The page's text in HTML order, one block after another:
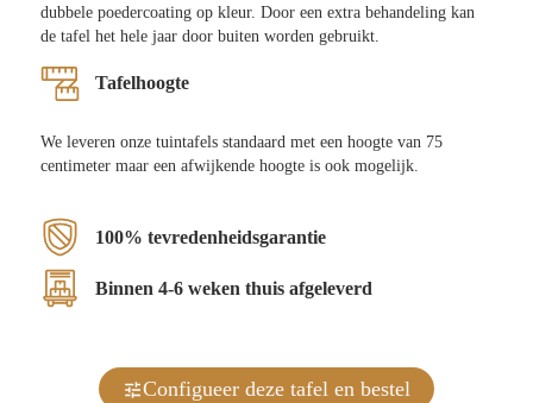
100% tevredenheidsgarantie
Binnen 4-6 weken thuis afgeleverd
dubbele poedercoating op kleur. Door een extra behandeling kan
de tafel het hele jaar door buiten worden gebruikt.
Tafelhoogte
We leveren onze tuintafels standaard met een hoogte van 75
centimeter maar een afwijkende hoogte is ook mogelijk.
Configueer deze tafel en bestel